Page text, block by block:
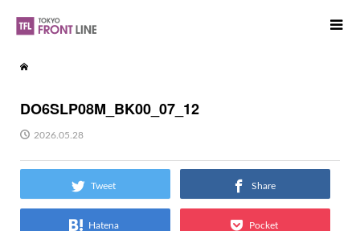
DO6SLP08M_BK00_07_12
2026.05.28
Tweet Share
Hatena Pocket